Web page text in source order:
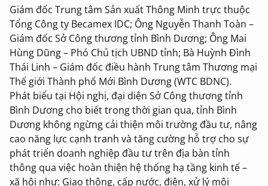
Giám đốc Trung tâm Sản xuất Thông Minh trực thuộc
Tổng Công ty Becamex IDC; Ông Nguyễn Thanh Toàn –
Giám đốc Sở Công thương tỉnh Bình Dương; Ông Mai
Hùng Dũng – Phó Chủ tịch UBND tỉnh; Bà Huỳnh Đình
Thái Linh – Giám đốc điều hành Trung tâm Thương mại
Thế giới Thành phố Mới Bình Dương (WTC BDNC).
Phát biểu tại Hội nghị, đại diện Sở Công thương tỉnh
Bình Dương cho biết trong thời gian qua, tỉnh Bình
Dương không ngừng cải thiện môi trường đầu tư, nâng
cao năng lực cạnh tranh và tăng cường hỗ trợ cho sự
phát triển doanh nghiệp đầu tư trên địa bàn tỉnh
thông qua việc hoàn thiện hệ thống hạ tầng kinh tế –
xã hội như: Giao thông, cấp nước, điện, xử lý môi